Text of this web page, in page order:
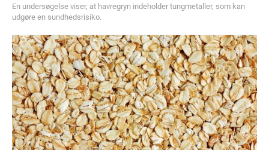
Praesent euismod ac
Ut mollis pellentesque tortor
Nullam eu erat condimentum
Donec quis est ac felis
Orci varius natoque dolor
En undersøgelse viser, at havregryn indeholder tungmetaller, som kan
udgøre en sundhedsrisiko.